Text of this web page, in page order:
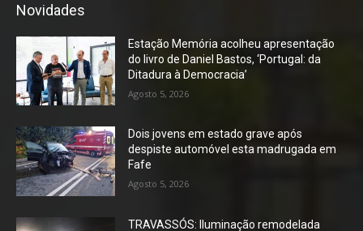
Novidades
Estação Memória acolheu apresentação
do livro de Daniel Bastos, ‘Portugal: da
Ditadura à Democracia’
Agosto 5, 2026
Dois jovens em estado grave após
despiste automóvel esta madrugada em
Fafe
Agosto 5, 2026
TRAVASSÓS: Iluminação remodelada